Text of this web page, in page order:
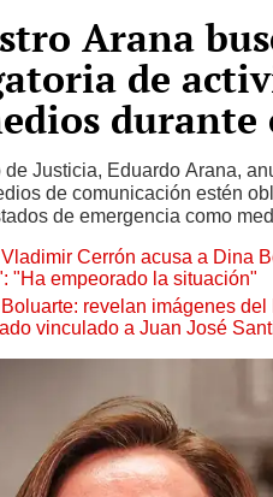
Arana
de
durante
de Justicia, Eduardo Arana,
de comunicación estén
de emergencia como
Cerrón acusa a Dina
"Ha empeorado la situación"
revelan imágenes
vinculado a Juan José